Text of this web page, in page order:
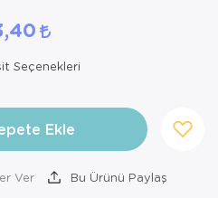
Seçenekleri
Ekle
Ver Bu Ürünü Paylaş